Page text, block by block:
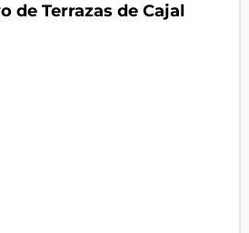
de Terrazas de Cajal